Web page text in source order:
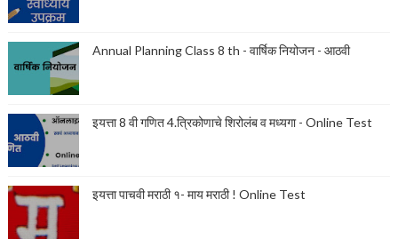
Annual Planning Class 8 th - वार्षिक नियोजन - आठवी
इयत्ता 8 वी गणित 4.त्रिकोणाचे शिरोलंब व मध्यगा - Online Test
इयत्ता पाचवी मराठी १- माय मराठी ! Online Test